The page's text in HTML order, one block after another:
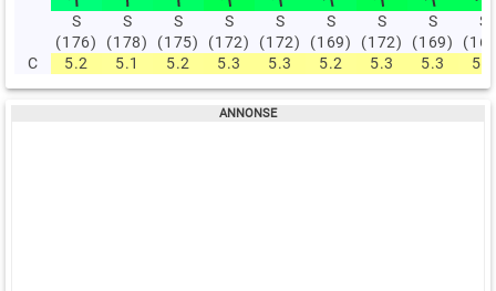
S
(176)
S
(178)
S
(175)
S
(172)
S
(172)
S
(169)
S
(172)
S
(169)
S
C
5.2 5.1 5.2 5.3 5.3 5.2 5.3 5.3 5.2